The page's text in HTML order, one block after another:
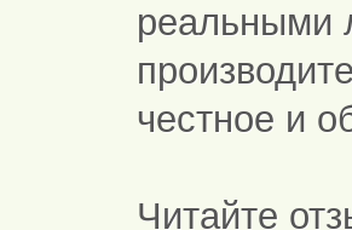
реальными
честное и
Читайте